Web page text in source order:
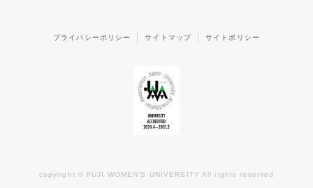
プライバシーポリシー サイトマップ サイトポリシー
copyright © FUJI WOMEN’S UNIVERSITY All rights reserved